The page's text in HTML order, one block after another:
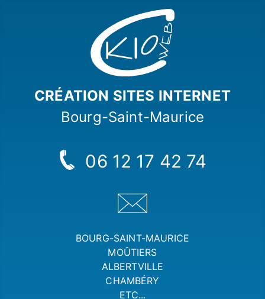
CRÉATION SITES INTERNET
Bourg-Saint-Maurice
06 12 17 42 74
BOURG-SAINT-MAURICE
MOÛTIERS
ALBERTVILLE
CHAMBÉRY
ETC...